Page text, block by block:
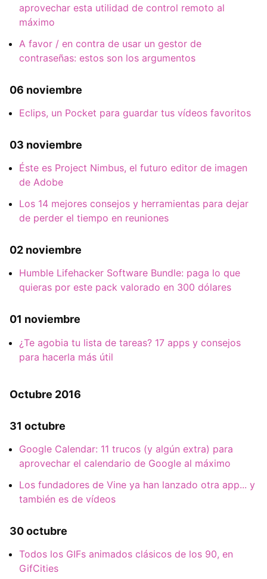
aprovechar esta utilidad de control remoto al
máximo
A favor / en contra de usar un gestor de
contraseñas: estos son los argumentos
06 noviembre
Eclips, un Pocket para guardar tus vídeos favoritos
03 noviembre
Éste es Project Nimbus, el futuro editor de imagen
de Adobe
Los 14 mejores consejos y herramientas para dejar
de perder el tiempo en reuniones
02 noviembre
Humble Lifehacker Software Bundle: paga lo que
quieras por este pack valorado en 300 dólares
01 noviembre
¿Te agobia tu lista de tareas? 17 apps y consejos
para hacerla más útil
Octubre 2016
31 octubre
Google Calendar: 11 trucos (y algún extra) para
aprovechar el calendario de Google al máximo
Los fundadores de Vine ya han lanzado otra app... y
también es de vídeos
30 octubre
Todos los GIFs animados clásicos de los 90, en
GifCities